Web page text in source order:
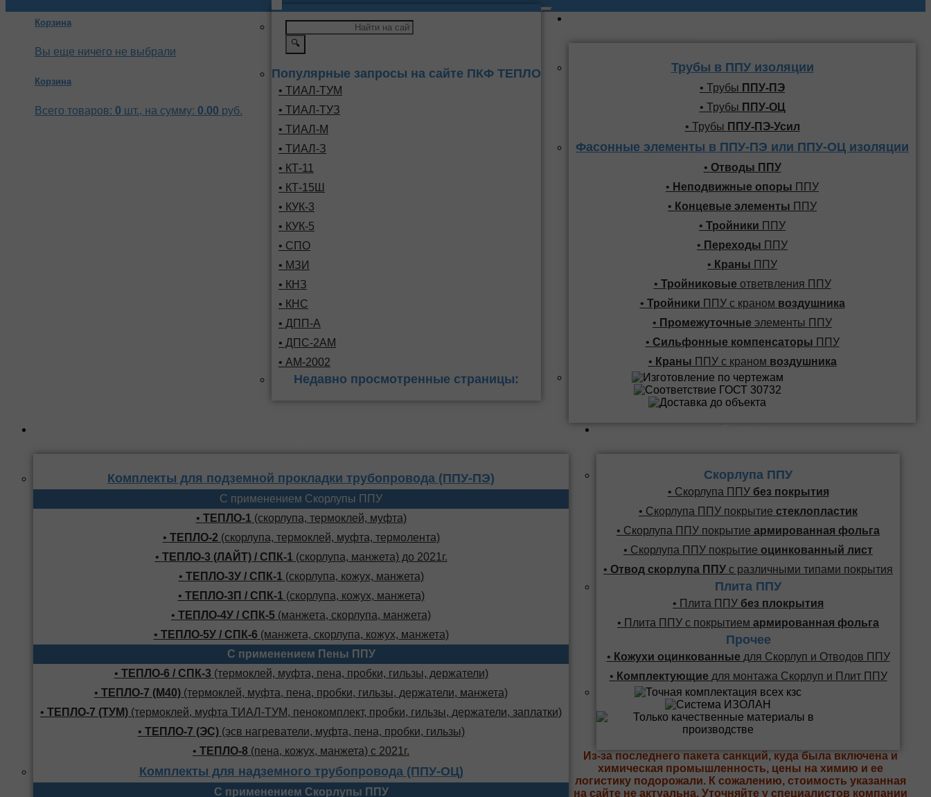
Корзина
Вы еще ничего не выбрали
Корзина
Всего товаров: 0 шт., на сумму: 0.00 руб.
🔍
Популярные запросы на сайте ПКФ ТЕПЛО
• ТИАЛ-ТУМ
• ТИАЛ-ТУЗ
• ТИАЛ-М
• ТИАЛ-З
• КТ-11
• КТ-15Ш
• КУК-3
• КУК-5
• СПО
• МЗИ
• КНЗ
• КНС
• ДПП-А
• ДПС-2АМ
• АМ-2002
Недавно просмотренные страницы:
Трубы в ППУ изоляции
• Трубы ППУ-ПЭ
• Трубы ППУ-ОЦ
• Трубы ППУ-ПЭ-Усил
Фасонные элементы в ППУ-ПЭ или ППУ-ОЦ изоляции
• Отводы ППУ
• Неподвижные опоры ППУ
• Концевые элементы ППУ
• Тройники ППУ
• Переходы ППУ
• Краны ППУ
• Тройниковые ответвления ППУ
• Тройники ППУ с краном воздушника
• Промежуточные элементы ППУ
• Сильфонные компенсаторы ППУ
• Краны ППУ с краном воздушника
Комплекты для подземной прокладки трубопровода (ППУ-ПЭ)
С применением Скорлупы ППУ
• ТЕПЛО-1 (скорлупа, термоклей, муфта)
• ТЕПЛО-2 (скорлупа, термоклей, муфта, термолента)
• ТЕПЛО-3 (ЛАЙТ) / СПК-1 (скорлупа, манжета) до 2021г.
• ТЕПЛО-3У / СПК-1 (скорлупа, кожух, манжета)
• ТЕПЛО-3П / СПК-1 (скорлупа, кожух, манжета)
• ТЕПЛО-4У / СПК-5 (манжета, скорлупа, манжета)
• ТЕПЛО-5У / СПК-6 (манжета, скорлупа, кожух, манжета)
С применением Пены ППУ
• ТЕПЛО-6 / СПК-3 (термоклей, муфта, пена, пробки, гильзы, держатели)
• ТЕПЛО-7 (М40) (термоклей, муфта, пена, пробки, гильзы, держатели, манжета)
• ТЕПЛО-7 (ТУМ) (термоклей, муфта ТИАЛ-ТУМ, пенокомплект, пробки, гильзы, держатели, заплатки)
• ТЕПЛО-7 (ЭС)(эсв нагреватели, муфта, пена, пробки, гильзы)
• ТЕПЛО-8 (пена, кожух, манжета) с 2021г.
Комплекты для надземного трубопровода (ППУ-ОЦ)
С применением Скорлупы ППУ
Скорлупа ППУ
• Скорлупа ППУбез покрытия
• Скорлупа ППУ покрытие стеклопластик
• Скорлупа ППУ покрытие армированная фольга
• Скорлупа ППУ покрытие оцинкованный лист
• Отвод скорлупа ППУ с различными типами покрытия
Плита ППУ
• Плита ППУ без плокрытия
• Плита ППУ с покрытием армированная фольга
Прочее
• Кожухи оцинкованные для Скорлуп и Отводов ППУ
• Комплектующие для монтажа Скорлуп и Плит ППУ
Из-за последнего пакета санкций, куда была включена и
химическая промышленность, цены на химию и ее
логистику подорожали. К сожалению, стоимость указанная
на сайте не актуальна. Уточняйте у специалистов компании